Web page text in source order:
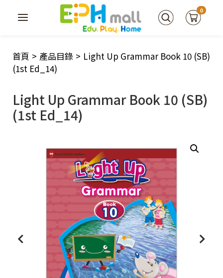
0
首頁 > 產品目錄 > Light Up Grammar Book 10 (SB)
(1st Ed_14)
Light Up Grammar Book 10 (SB)
(1st Ed_14)